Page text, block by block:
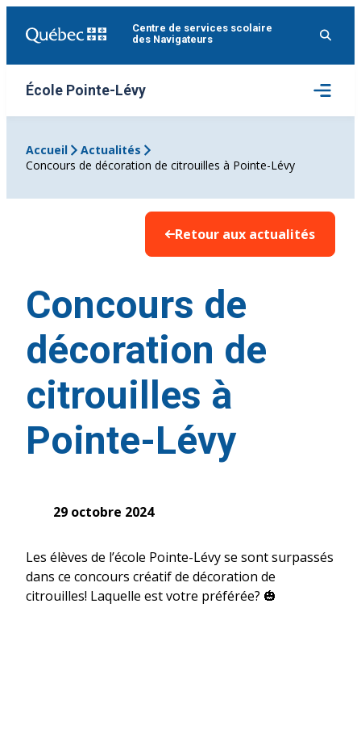
Centre de services scolaire
des Navigateurs
École Pointe-Lévy
Ouvrir
le
menu
Accueil
Actualités
Concours de décoration de citrouilles à Pointe-Lévy
Retour aux actualités
Concours de
décoration de
citrouilles à
Pointe-Lévy
29 octobre 2024
Les élèves de l’école Pointe-Lévy se sont surpassés
dans ce concours créatif de décoration de
citrouilles! Laquelle est votre préférée? 🎃